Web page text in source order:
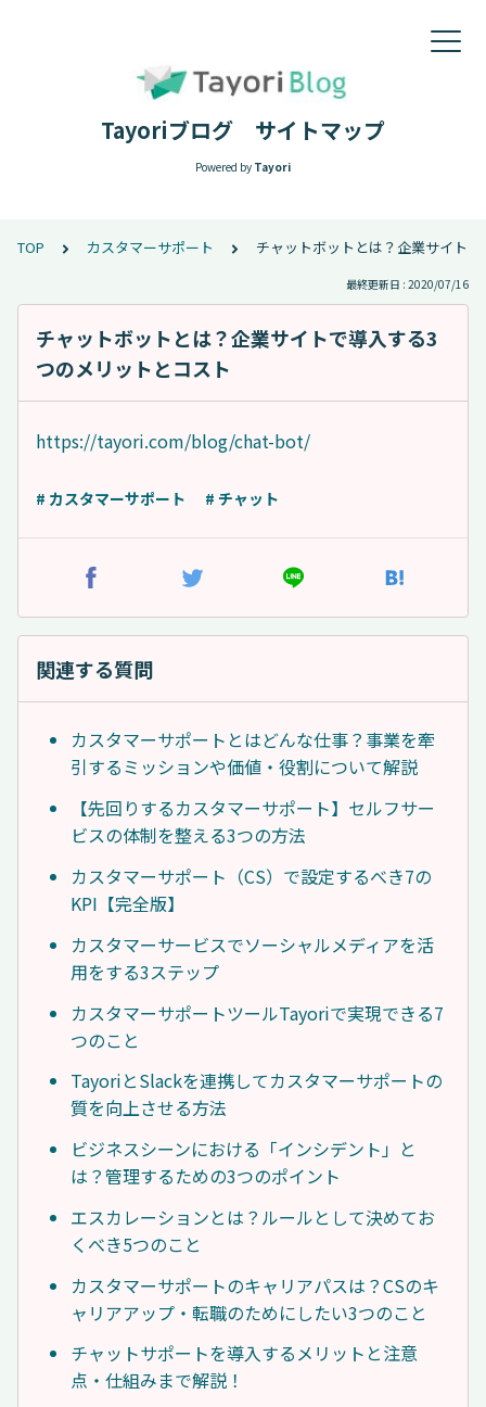
Tayoriブログ サイトマップ
Powered by Tayori
TOP カスタマーサポート チャットボットとは？企業サイト
最終更新日 : 2020/07/16
チャットボットとは？企業サイトで導入する3
つのメリットとコスト
https://tayori.com/blog/chat-bot/
# カスタマーサポート # チャット
関連する質問
カスタマーサポートとはどんな仕事？事業を牽
引するミッションや価値・役割について解説
【先回りするカスタマーサポート】セルフサー
ビスの体制を整える3つの方法
カスタマーサポート（CS）で設定するべき7の
KPI【完全版】
カスタマーサービスでソーシャルメディアを活
用をする3ステップ
カスタマーサポートツールTayoriで実現できる7
つのこと
TayoriとSlackを連携してカスタマーサポートの
質を向上させる方法
ビジネスシーンにおける「インシデント」と
は？管理するための3つのポイント
エスカレーションとは？ルールとして決めてお
くべき5つのこと
カスタマーサポートのキャリアパスは？CSのキ
ャリアアップ・転職のためにしたい3つのこと
チャットサポートを導入するメリットと注意
点・仕組みまで解説！